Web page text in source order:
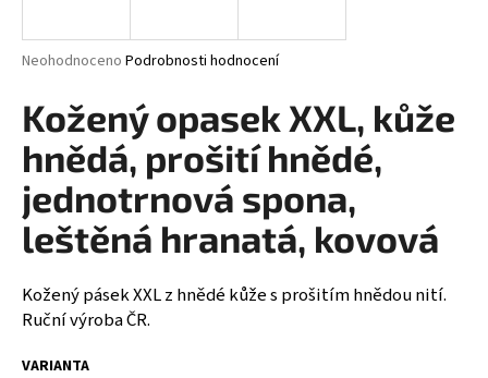
Průměrné
produktu
je
0,0
5
hvězdiček.
Neohodnoceno Podrobnosti hodnocení
Kožený opasek XXL, kůže
hnědá, prošití hnědé,
jednotrnová spona,
leštěná hranatá, kovová
Kožený pásek XXL z hnědé kůže s prošitím hnědou nití.
Ruční výroba ČR.
VARIANTA
j
t
?
HLEDAT
o